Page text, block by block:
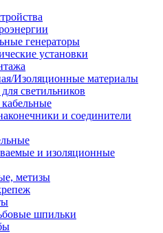
генераторы
установки
Изоляционные материалы
светильников
и соединители
и изоляционные
метизы
шпильки